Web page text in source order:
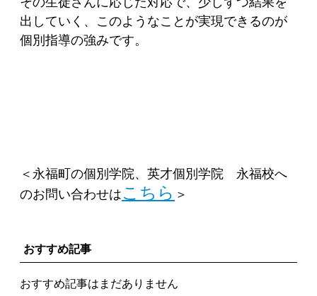
出していく、このようなことが実現できるのが
個別指導の強みです。
＜永福町の個別学院、英才個別学院 永福校へ
のお問い合わせはこちら ＞
おすすめ記事
おすすめ記事はまだありません